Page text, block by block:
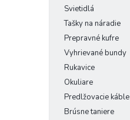
Svietidlá
Tašky na náradie
Prepravné kufre
Vyhrievané bundy
Rukavice
Okuliare
Predlžovacie káble
Brúsne taniere